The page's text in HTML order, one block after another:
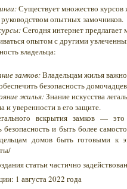
Существует множество курсов
опытных замочников.
Сегодня интернет
опытом с другими
владельца:
замков:Владельцам жилья
безопасность
жилья:Знание искусства
и уверенности в его защите.
вскрытия замков —
безопасность и быть более
домов быть готовыми к
статьи частично
1 августа 2022 года